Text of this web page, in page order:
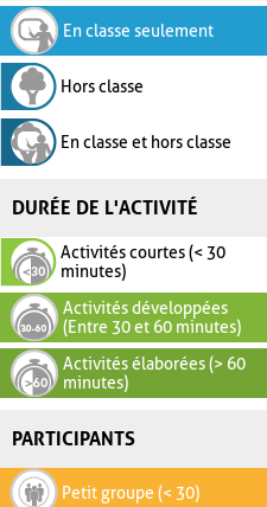
En classe seulement
Hors classe
En classe et hors classe
DURÉE DE L'ACTIVITÉ
Activités courtes (< 30
minutes)
Activités développées
(Entre 30 et 60 minutes)
Activités élaborées (> 60
minutes)
PARTICIPANTS
Petit groupe (< 30)